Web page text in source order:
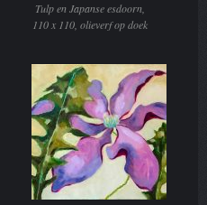
Tulp en Japanse esdoorn,
110 x 110, olieverf op doek